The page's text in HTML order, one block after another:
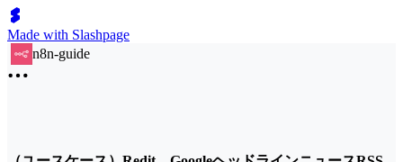
Made with Slashpage
n8n-guide